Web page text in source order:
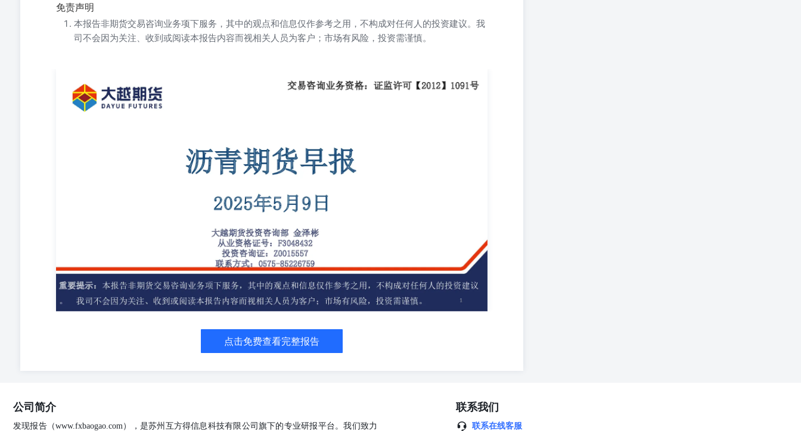
免责声明
本报告非期货交易咨询业务项下服务，其中的观点和信息仅作参考之用，不构成对任何人的投资建议。我
司不会因为关注、收到或阅读本报告内容而视相关人员为客户；市场有风险，投资需谨慎。
投资咨询证：Z0015557 联系方式：0575-85226759 重要提示：本报告非期货交易咨询业务项下服务，其中的观点和信息仅作参
考之用，不构成对任何人的投资建议 。我司不会因为关注、收到或阅读本报告内容而视相关人员为客户；市场有风险，投资需
谨慎。1 目录 1每日观点 2基本面/持仓数据 供给端来看，根据隆众，2025年5月份国内沥青总计划排产量为231.8万吨，环比增幅
力。下周供给压力或将持平。需求端来看，重交沥青开工率为28.3%，环比减少0.08个百分点，低于历史平均水平；建筑沥青
1、基本面: 开工率为18.2%，环比增加0.88个百分点，低于历史平均水平；改性沥青开工率为8.1453%，环 中性。 比增加0.90个
百分点，高于历史平均水平；道路改性沥青开工率为24.5%，环比增加4.50个百分点，低于历史平均水平；防水卷材开工率为
为-439.55元/吨，环比减少19.00%，周度山东地炼延迟焦化利润为738.59元/吨，环比增加19.30%，沥青加工亏损减少，沥青与延
迟焦化利润差增加；原油走弱，预计短期内支撑走弱。 2、基差: 05月08日，山东现货价3565元/吨，07合约基差为201元/吨，现
存为库存为14万吨，环比持平。社会库存持续去库，厂内库存持续去库，港口库存持续持 偏多。 4、盘面: 平。MA20向上，07
合约期价收于MA20上方。 偏多。 5、主力持仓:6、预期: 主力持仓净空，空减。炼厂近期排产有所减产，降低供应压力。淡季影
响需求提振，整体需求不及预期且低迷；库存持续去库；原油走弱，成本支撑短期内有所走弱；预计盘面短期内窄幅震荡，沥青
2507:在3351-3415区间震荡。 偏空。 利多：原油成本相对高位，略有支撑。 利空：高价货源需求不足；整体需求下行，欧美经
济衰退预期加强。主要逻辑：供应端来看，供给压力仍处高位；需求端来看，复苏乏力。主要风险点：原油价格的走势变化;；
沥青焦化物利润差走势。 一、沥青行情概览 表1.昨日行情概览 类别 期货收盘价 部分月间价差 指标01合约 02合约 03合约 04合
约 05合约 06合约 07合约 08合约 09合约 10合约 11合约 12合约 3-6 3-9 3-12 6-9 6-12 9-12 现值 3156 3169 3170 3191 3381 3383
-141 16 80 237 157 涨跌 -37 -29 -41 -8 -74 -49 -46 -42 -34 -33 -38 -34 8 -7 -7 -15 -15 0 涨跌幅 -1.16% -0.91% -1.28% -0.25%
-2.14% -1.43% -1.35% -1.24% -1.01% -1.00% -1.16% -1.06% -3.62% 4.96% -43.75% -18.75% -6.33% 0 类别 基差 注册仓单数 重交
67.27% 36.84% 29.68% 23.46% 15.96% 12.84% 12.67% 9.19% 0.00% 0.00% -0.28% 0.00% 0.00% 0.00% 0.00% 0.00% 类别周度库
存 周度开工率 周度产量及减损量周度出货量 沥青焦化利润 下游需求开工率 指标社会厂内 港口稀释沥青华东重交山东地炼全国
重交 样本企业产量周度检修量全国 山东华东 沥青（日度） 延迟焦化沥青价差（周度）重交沥青 建筑沥青改性沥青道路改性防
点击免费查看完整报告
公司简介
发现报告（www.fxbaogao.com），是苏州互方得信息科技有限公司旗下的专业研报平台。我们致力
联系我们
联系在线客服